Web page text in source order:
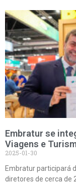
Embratur se
Viagens e
2025-01-30
Embratur participará
diretores de cerca de